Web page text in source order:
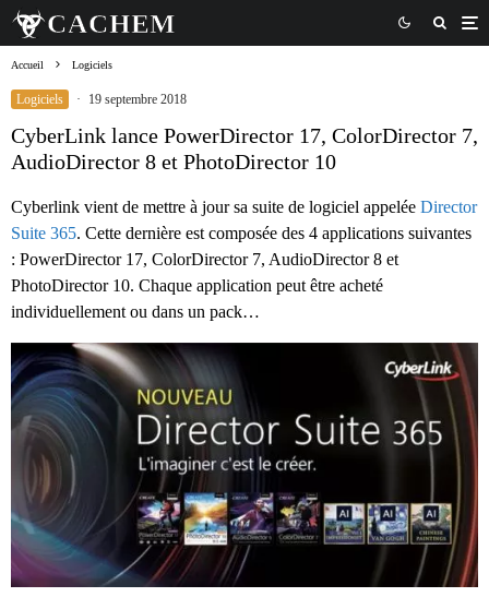
Accueil Logiciels
Logiciels · 19 septembre 2018
CyberLink lance PowerDirector 17, ColorDirector 7,
AudioDirector 8 et PhotoDirector 10
Cyberlink vient de mettre à jour sa suite de logiciel appelée Director
Suite 365. Cette dernière est composée des 4 applications suivantes
: PowerDirector 17, ColorDirector 7, AudioDirector 8 et
PhotoDirector 10. Chaque application peut être acheté
individuellement ou dans un pack…